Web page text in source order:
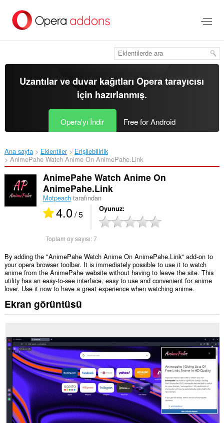
içeriğe
Uzantılar ve duvar kağıtlarıOpera tarayıcısı
için hazırlanmış.
Opera'yı İndir Free for Android
Ana sayfa Eklentiler
Erişilebilirlik
AnimePahe Watch Anime On AnimePahe.Link‎
AnimePahe Watch Anime On
AnimePahe.Link
Motpeachtarafından
4.0/ 5 Oyunuz
Toplam oy sayısı:7
By adding the "AnimePahe Watch Anime On AnimePahe.Link" add-on to
your opera browser toolbar. It is immediately possible to use it to watch
anime from the AnimePahe website without having to leave the site. This
utility has an easy-to-see interface, easy to use and convenient for anime
lover. Use it now to have a great experience when watching anime.
Ekran görüntüsü